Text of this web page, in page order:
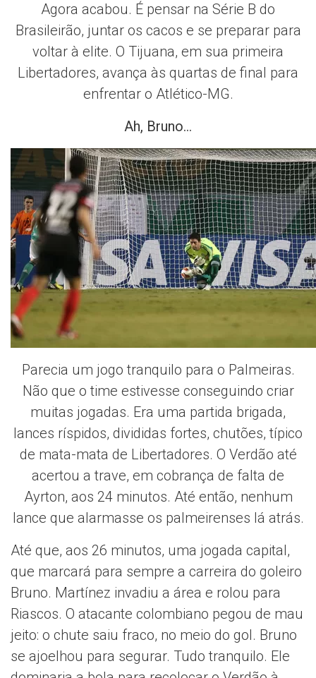
Agora acabou. É pensar na Série B do
Brasileirão, juntar os cacos e se preparar para
voltar à elite. O Tijuana, em sua primeira
Libertadores, avança às quartas de final para
enfrentar o Atlético-MG.
Ah, Bruno…
Parecia um jogo tranquilo para o Palmeiras.
Não que o time estivesse conseguindo criar
muitas jogadas. Era uma partida brigada,
lances ríspidos, divididas fortes, chutões, típico
de mata-mata de Libertadores. O Verdão até
acertou a trave, em cobrança de falta de
Ayrton, aos 24 minutos. Até então, nenhum
lance que alarmasse os palmeirenses lá atrás.
Até que, aos 26 minutos, uma jogada capital,
que marcará para sempre a carreira do goleiro
Bruno. Martínez invadiu a área e rolou para
Riascos. O atacante colombiano pegou de mau
jeito: o chute saiu fraco, no meio do gol. Bruno
se ajoelhou para segurar. Tudo tranquilo. Ele